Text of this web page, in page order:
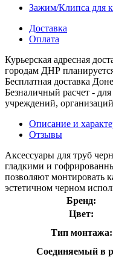
Зажим/Клипса для
Доставка
Оплата
Курьерская адресная
городам ДНР
Бесплатная доставка
Безналичный расчет -
учреждений,
Описание и
Отзывы
Аксессуары для труб
гладкими и
позволяют монтировать
эстетичном черном
Бренд:
Цвет:
Тип монтажа:
Соединяемый в